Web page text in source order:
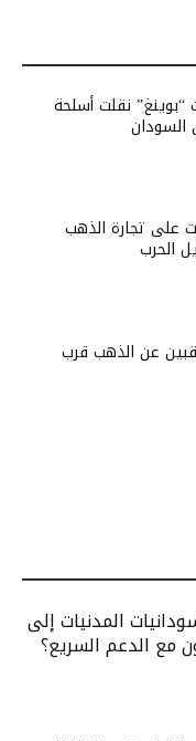
“بوينغ” نقلت أسلحة
السودان
على تجارة الذهب
الحرب
عن الذهب قرب
المدنيات إلى
مع الدعم السريع؟